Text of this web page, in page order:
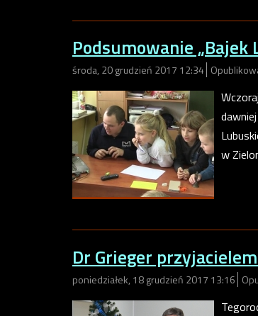
Podsumowanie „Bajek
środa, 20 grudzień 2017 12:34
w
Dr Grieger
poniedziałek, 18 grudzień 2017 13:16